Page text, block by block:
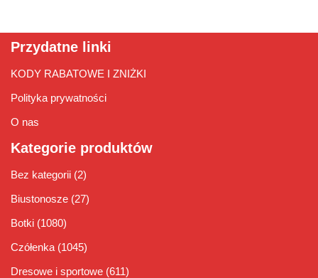
Przydatne linki
KODY RABATOWE I ZNIŻKI
Polityka prywatności
O nas
Kategorie produktów
Bez kategorii (2)
Biustonosze (27)
Botki (1080)
Czółenka (1045)
Dresowe i sportowe (611)